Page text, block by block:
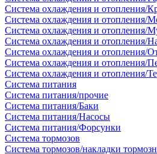
Система охлаждения и отопления/
Система охлаждения и отопления/
Система охлаждения и отопления/
Система охлаждения и отопления/
Система охлаждения и отопления/
Система охлаждения и отопления/
Система охлаждения и отопления/
Система питания
Система питания/прочие
Система питания/Баки
Система питания/Насосы
Система питания/Форсунки
Система тормозов
Система тормозов/накладки